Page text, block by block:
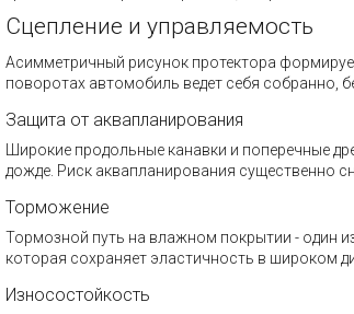
Сцепление и управляемость
Асимметричный рисунок протектора
поворотах автомобиль ведет себя собранно,
Защита от аквапланирования
Широкие продольные канавки и поперечные
дожде. Риск аквапланирования существенно
Торможение
Тормозной путь на влажном покрытии - один
которая сохраняет эластичность в широком
Износостойкость